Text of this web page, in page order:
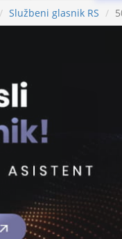
Službeni glasnik RS